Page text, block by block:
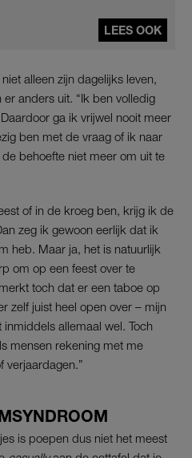
LEES OOK
alleen zijn dagelijks leven,
anders uit. “Ik ben volledig
ga ik vrijwel nooit meer
ben met de vraag of ik naar
behoefte niet meer om uit te
of in de kroeg ben, krijg ik de
zeg ik gewoon eerlijk dat ik
heb. Maar ja, het is natuurlijk
om op een feest over te
toch dat er een taboe op
zelf juist heel open over – mijn
allemaal wel. Toch
mensen rekening met me
verjaardagen.”
is poepen dus niet het meest